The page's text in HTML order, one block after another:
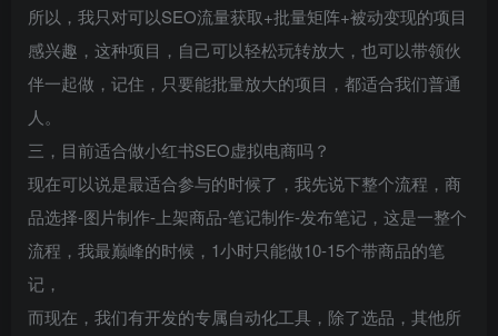
所以，我只对可以SEO流量获取+批量矩阵+被动变现的项目
感兴趣，这种项目，自己可以轻松玩转放大，也可以带领伙
伴一起做，记住，只要能批量放大的项目，都适合我们普通
人。
三，目前适合做小红书SEO虚拟电商吗？
现在可以说是最适合参与的时候了，我先说下整个流程，商
品选择-图片制作-上架商品-笔记制作-发布笔记，这是一整个
流程，我最巅峰的时候，1小时只能做10-15个带商品的笔
记，
而现在，我们有开发的专属自动化工具，除了选品，其他所